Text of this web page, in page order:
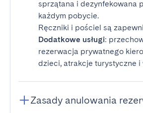
sprzątana i dezynfekowana
każdym pobycie.
Ręczniki i pościel są
Dodatkowe usługi:
rezerwacja prywatnego
dzieci, atrakcje turystyczne i
Zasady anulowania